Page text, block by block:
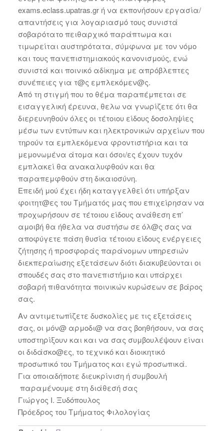
exams.eclass.upatras.gr ή να εκπονήσουν εργασία/
απαντήσεις για λογαριασμό τους συνιστά
σοβαρότατο πειθαρχικό παράπτωμα και
τιμωρείται αυστηρότατα, σύμφωνα με τον νόμο
και τους πανεπιστημιακούς κανονισμούς, ενώ
συνιστά και ποινικό αδίκημα με απρόβλεπτες
συνέπειες για τ@ς εμπλεκόμεν@ς.
Από τη στιγμή που το θέμα παραπέμπεται σε
εισαγγελική έρευνα, θελω να γνωρίζετε ότι θα
διερευνηθούν όλες οι τέτοιου είδους δοσοληψίες
μέσω των εντύπων και ηλεκτρονικών αρχείων που
τηρούν τα εμπλεκόμενα φροντιστήρια και τα
μεμονωμένα άτομα και όσοι/ες έχουν τυχόν
εμπλακεί θα ανακαλυφθούν και θα
παραπεμφθούν στη δικαιοσύνη.
Επειδή μού έχει ήδη καταγγελθεί ότι υπήρξαν
φοιτητ@ες του Τμήματός μας που επιχείρησαν να
προχωρήσουν σε τέτοιου είδους ανάθεση επ’
αμοιβή θα ήθελα να συστήσω σε όλ@ς σας να
αποφύγετε πάση θυσία τέτοιου είδους ενέργειες
ζήτησης ή προσφοράς παράνομων υπηρεσιών
διεκπεραίωσης εξετάσεων διότι διακυβεύονται οι
σπουδές σας στο πανεπιστήμιο και υπάρχει
σοβαρή πιθανότητα ποινικών κυρώσεων σε βάρος
σας.
Αν αντιμετωπίζετε δυσκολίες με τις εξετάσεις
σας, οι μόν@ αρμοδι@ να σας βοηθήσουν, να σας
υποστηρίξουν και και να σας συμβουλέψουν είναι
οι διδάσκο@ες, το τεχνικό και διοικητικό
προσωπικό του Τμήματος και εγώ προσωπικά.
Για οποιαδήποτε διευκρίνιση ή συμβουλή
παραμένουμε στη διάθεσή σας
Γιώργος Ι. Ξυδόπουλος
Πρόεδρος του Τμήματος Φιλολογίας